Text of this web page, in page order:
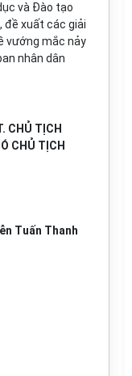
và Đào tạo
đề xuất các giải
vướng mắc nảy
nhân dân
CHỦ TỊCH
CHỦ TỊCH
Tuấn Thanh